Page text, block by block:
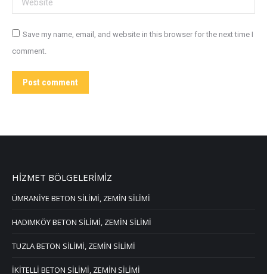
Save my name, email, and website in this browser for the next time I
comment.
Post comment
HİZMET BÖLGELERİMİZ
ÜMRANİYE BETON SİLİMİ, ZEMİN SİLİMİ
HADIMKÖY BETON SİLİMİ, ZEMİN SİLİMİ
TUZLA BETON SİLİMİ, ZEMİN SİLİMİ
İKİTELLİ BETON SİLİMİ, ZEMİN SİLİMİ